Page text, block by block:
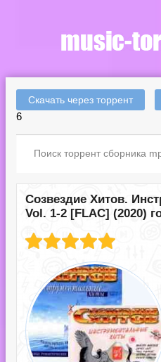
Скачать через торрент
6
Созвездие Хитов.
Vol. 1-2 [FLAC] (2020)